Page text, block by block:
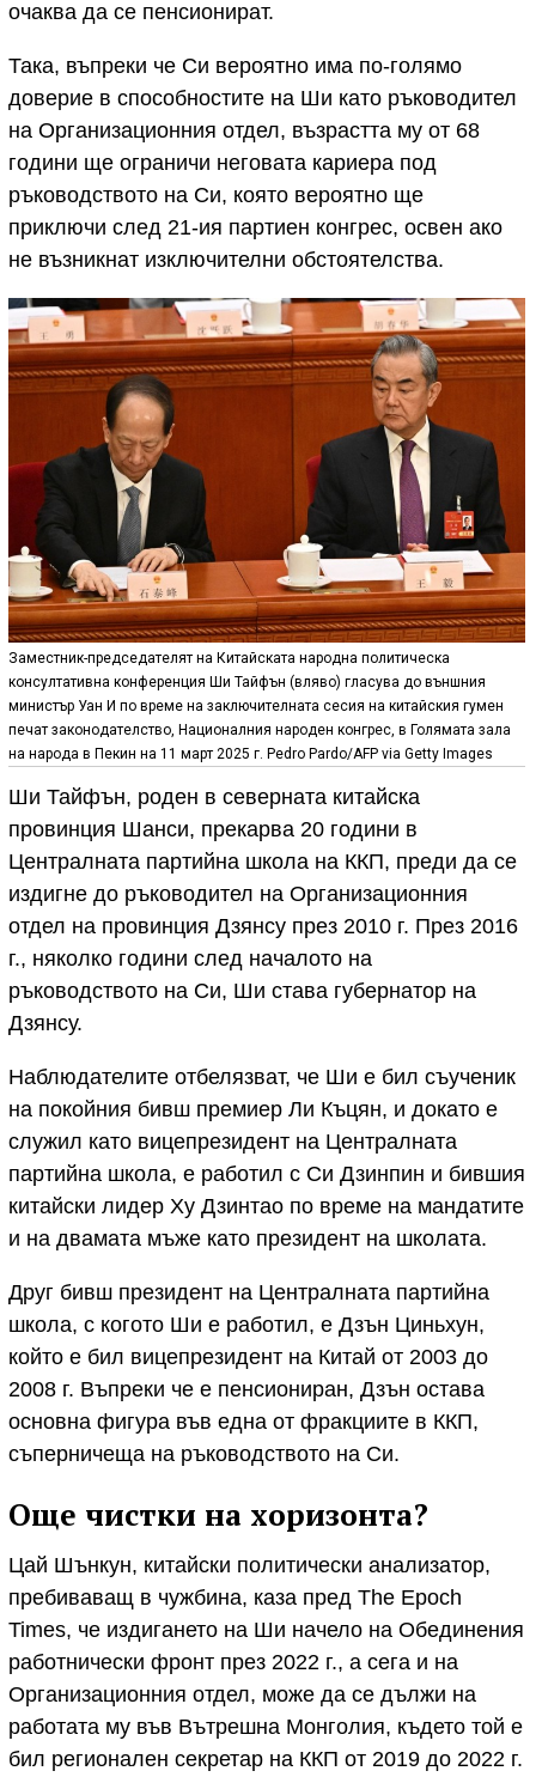
очаква да се пенсионират.
Така, въпреки че Си вероятно има по-голямо
доверие в способностите на Ши като ръководител
на Организационния отдел, възрастта му от 68
години ще ограничи неговата кариера под
ръководството на Си, която вероятно ще
приключи след 21-ия партиен конгрес, освен ако
не възникнат изключителни обстоятелства.
Заместник-председателят на Китайската народна политическа
консултативна конференция Ши Тайфън (вляво) гласува до външния
министър Уан И по време на заключителната сесия на китайския гумен
печат законодателство, Националния народен конгрес, в Голямата зала
на народа в Пекин на 11 март 2025 г. Pedro Pardo/AFP via Getty Images
Ши Тайфън, роден в северната китайска
провинция Шанси, прекарва 20 години в
Централната партийна школа на ККП, преди да се
издигне до ръководител на Организационния
отдел на провинция Дзянсу през 2010 г. През 2016
г., няколко години след началото на
ръководството на Си, Ши става губернатор на
Дзянсу.
Наблюдателите отбелязват, че Ши е бил съученик
на покойния бивш премиер Ли Къцян, и докато е
служил като вицепрезидент на Централната
партийна школа, е работил с Си Дзинпин и бившия
китайски лидер Ху Дзинтао по време на мандатите
и на двамата мъже като президент на школата.
Друг бивш президент на Централната партийна
школа, с когото Ши е работил, е Дзън Циньхун,
който е бил вицепрезидент на Китай от 2003 до
2008 г. Въпреки че е пенсиониран, Дзън остава
основна фигура във една от фракциите в ККП,
съперничеща на ръководството на Си.
Още чистки на хоризонта?
Цай Шънкун, китайски политически анализатор,
пребиваващ в чужбина, каза пред The Epoch
Times, че издигането на Ши начело на Обединения
работнически фронт през 2022 г., а сега и на
Организационния отдел, може да се дължи на
работата му във Вътрешна Монголия, където той е
бил регионален секретар на ККП от 2019 до 2022 г.